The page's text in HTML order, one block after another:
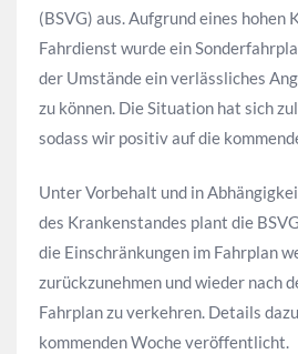
(BSVG) aus. Aufgrund eines hohen
Fahrdienst wurde ein
der Umstände ein verlässliches
zu können. Die Situation hat sich
sodass wir positiv auf die
Unter Vorbehalt und in
des Krankenstandes plant die
die Einschränkungen im Fahrplan
zurückzunehmen und wieder nach
Fahrplan zu verkehren. Details
kommenden Woche veröffentlicht.